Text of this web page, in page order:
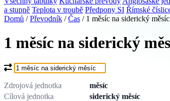
a stupně Teplota v troubě Předpony SI Římské
Domů / Převodník / Čas / 1 měsíc na siderický
1 měsíc na siderický
Co chcete převést?
Zdrojová jednotka
měsíc
Cílová jednotka
siderický měsíc